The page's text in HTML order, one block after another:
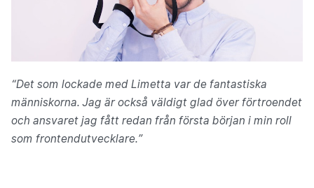
“Det som lockade med Limetta var de fantastiska
människorna. Jag är också väldigt glad över förtroendet
och ansvaret jag fått redan från första början i min roll
som frontendutvecklare.”